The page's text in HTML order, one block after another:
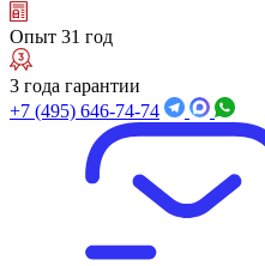
Опыт 31 год
3 года гарантии
+7 (495) 646-74-74